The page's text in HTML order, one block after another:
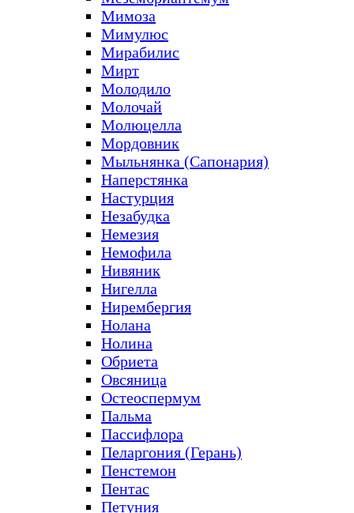
Мимоза
Мимулюс
Мирабилис
Мирт
Молодило
Молочай
Молюцелла
Мордовник
Мыльнянка (Сапонария)
Наперстянка
Настурция
Незабудка
Немезия
Немофила
Нивяник
Нигелла
Нирембергия
Нолана
Нолина
Обриета
Овсяница
Остеоспермум
Пальма
Пассифлора
Пеларгония (Герань)
Пенстемон
Пентас
Петуния